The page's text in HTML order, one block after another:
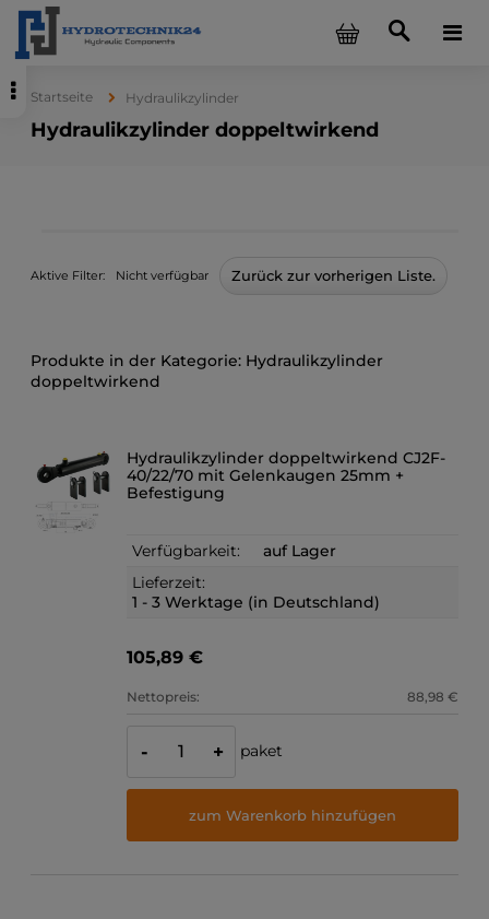
Startseite Hydraulikzylinder
Hydraulikzylinder doppeltwirkend
Aktive Filter: Nicht verfügbar Zurück zur vorherigen Liste.
Hydraulikzylinder
doppeltwirkend
Hydraulikzylinder doppeltwirkend CJ2F-
40/22/70 mit Gelenkaugen 25mm +
Befestigung
Verfügbarkeit:
auf Lager
Lieferzeit:
1 - 3 Werktage (in Deutschland)
105,89 €
Nettopreis: 88,98 €
- + paket
zum Warenkorb hinzufügen